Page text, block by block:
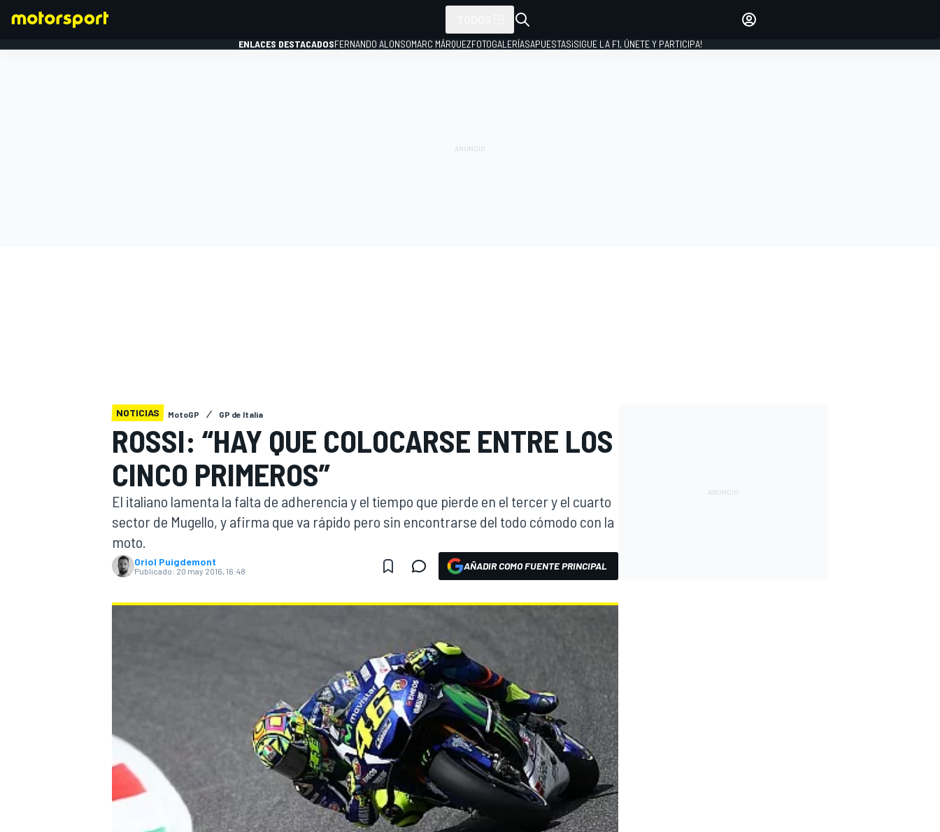
WEC
ENLACES DESTACADOSFERNANDO ALONSOMARC MÁRQUEZFOTOGALERÍASAPUESTAS¡SIGUE LA F1, ÚNETE Y PARTICIPA!
NOTICIAS MotoGP GP de Italia
ROSSI: “HAY QUE COLOCARSE ENTRE LOS
CINCO PRIMEROS”
El italiano lamenta la falta de adherencia y el tiempo que pierde en el tercer y el cuarto
sector de Mugello, y afirma que va rápido pero sin encontrarse del todo cómodo con la
moto.
Oriol Puigdemont
Publicado: 20 may 2016, 16:48 AÑADIR COMO FUENTE PRINCIPAL